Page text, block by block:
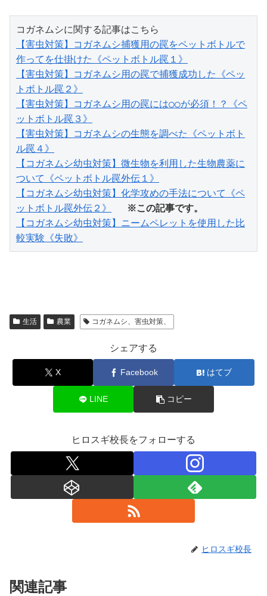
【害虫対策】コガネムシ捕獲用の罠をペットボトルで
作ってを仕掛けた《ペットボトル罠１》
【害虫対策】コガネムシ用の罠で捕獲成功した《ペッ
トボトル罠２》
【害虫対策】コガネムシ用の罠には○○が必須！？《ペ
ットボトル罠３》
【害虫対策】コガネムシの生態を調べた《ペットボト
ル罠４》
【コガネムシ幼虫対策】微生物を利用した生物農薬に
ついて《ペットボトル罠外伝１》
【コガネムシ幼虫対策】化学攻めの手法について《ペ
ットボトル罠外伝２》
※この記事です。
【コガネムシ幼虫対策】ニームペレットを使用した比
較実験《失敗》
生活 農業 コガネムシ、害虫対策、
シェアする
X Facebook はてブ
LINE コピー
ヒロスギ校長をフォローする
ヒロスギ校長
関連記事